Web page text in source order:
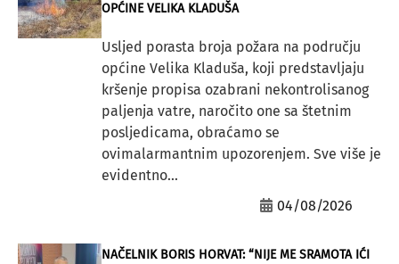
OPĆINE VELIKA KLADUŠA
Usljed porasta broja požara na području
općine Velika Kladuša, koji predstavljaju
kršenje propisa ozabrani nekontrolisanog
paljenja vatre, naročito one sa štetnim
posljedicama, obraćamo se
ovimalarmantnim upozorenjem. Sve više je
evidentno...
04/08/2026
NAČELNIK BORIS HORVAT: “NIJE ME SRAMOTA IĆI